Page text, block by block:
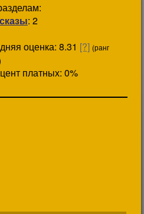
: 2
оценка: 8.31 [?] (ранг
платных: 0%